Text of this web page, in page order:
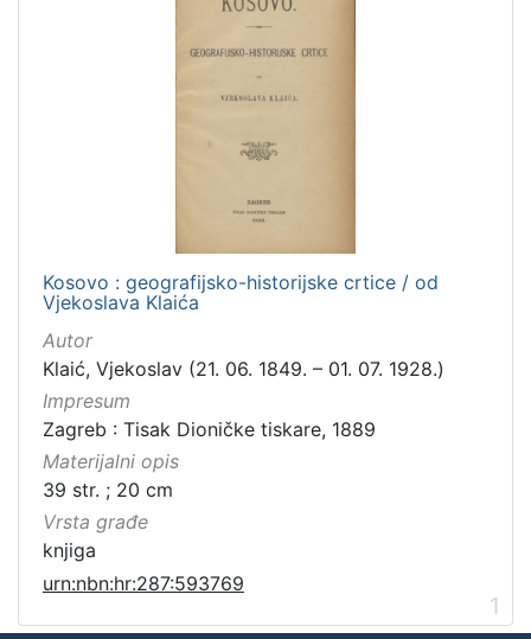
Kosovo : geografijsko-historijske crtice / od
Vjekoslava Klaića
Autor
Klaić, Vjekoslav (21. 06. 1849. – 01. 07. 1928.)
Impresum
Zagreb : Tisak Dioničke tiskare, 1889
Materijalni opis
39 str. ; 20 cm
Vrsta građe
knjiga
urn:nbn:hr:287:593769
1